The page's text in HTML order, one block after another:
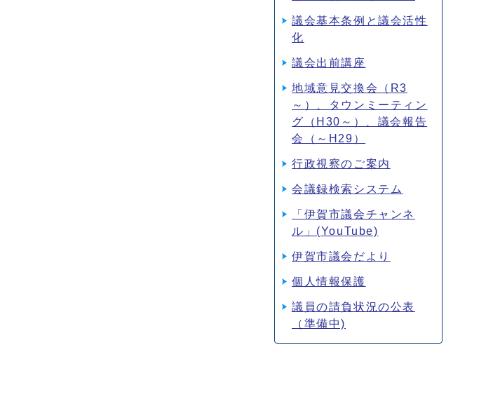
議会基本条例と議会活性
化
議会出前講座
地域意見交換会（R3
～）、タウンミーティン
グ（H30～）、議会報告
会（～H29）
行政視察のご案内
会議録検索システム
「伊賀市議会チャンネ
ル」(YouTube)
伊賀市議会だより
個人情報保護
議員の請負状況の公表
（準備中)